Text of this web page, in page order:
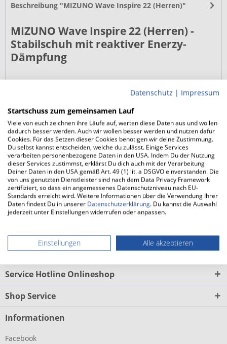
Beschreibung "MIZUNO Wave Inspire 22 (Herren)"
MIZUNO Wave Inspire 22 (Herren) -
Stabilschuh mit reaktiver Enerzy-
Dämpfung
Durchgehende, nitrogen-infused Mizuno Enerzy
Zwischensohle
Wave-Platte für gezielte mediale Führung ohne Einengung
Hohe Dämpfung für komfortorientiertes Training und lange
Distanzen
10-mm-Sprengung
Langlebige X10-Außensohle für viele Kilometer auf Asphalt
...mehr
FAQ
FAQs zum MIZUNO Wave Inspire 22 (Herren)
Laufsocken Herren
Service Hotline Onlineshop
Shop Service
Informationen
Facebook
Datenschutz | Impressum
Startschuss zum gemeinsamen Lauf
Viele von euch zeichnen ihre Läufe auf, werten diese Daten aus und wollen
dadurch besser werden. Auch wir wollen besser werden und nutzen dafür
Cookies. Für das Setzen dieser Cookies benötigen wir deine Zustimmung.
Du selbst kannst entscheiden, welche du zulässt. Einige Services
verarbeiten personenbezogene Daten in den USA. Indem Du der Nutzung
dieser Services zustimmst, erklärst Du dich auch mit der Verarbeitung
Deiner Daten in den USA gemäß Art. 49 (1) lit. a DSGVO einverstanden. Die
von uns genutzten Dienstleister sind nach dem Data Privacy Framework
zertifiziert, so dass ein angemessenes Datenschutzniveau nach EU-
Standards erreicht wird. Weitere Informationen über die Verwendung Ihrer
Daten findest Du in unserer Datenschutzerklärung. Du kannst die Auswahl
jederzeit unter Einstellungen widerrufen oder anpassen.
Einstellungen Alle akzeptieren